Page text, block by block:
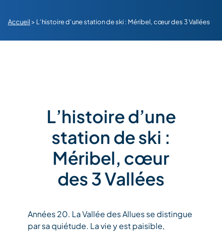
Accueil > L’histoire d’une station de ski : Méribel, cœur des 3 Vallées
L’histoire d’une
station de ski :
Méribel, cœur
des 3 Vallées
Années 20. La Vallée des Allues se distingue
par sa quiétude. La vie y est paisible,